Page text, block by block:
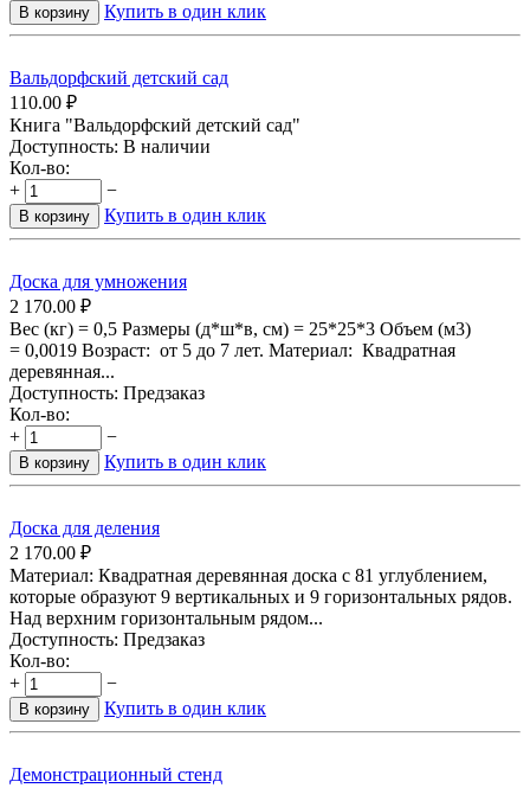
В корзину Купить в один клик
Вальдорфский детский сад
110.00 ₽
Книга "Вальдорфский детский сад"
Доступность: В наличии
Кол-во:
+
−
В корзину Купить в один клик
Доска для умножения
2 170.00 ₽
Вес (кг) = 0,5 Размеры (д*ш*в, см) = 25*25*3 Объем (м3)
= 0,0019 Возраст: от 5 до 7 лет. Материал: Квадратная
деревянная...
Доступность: Предзаказ
Кол-во:
+
−
В корзину Купить в один клик
Доска для деления
2 170.00 ₽
Материал: Квадратная деревянная доска с 81 углублением,
которые образуют 9 вертикальных и 9 горизонтальных рядов.
Над верхним горизонтальным рядом...
Доступность: Предзаказ
Кол-во:
+
−
В корзину Купить в один клик
Демонстрационный стенд